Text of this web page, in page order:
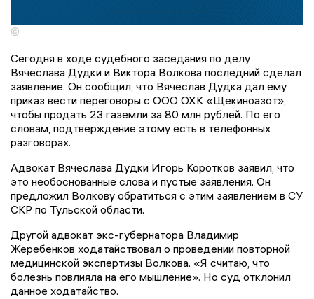
©
Сегодня в ходе судебного заседания по делу
Вячеслава Дудки и Виктора Волкова последний сделал
заявление. Он сообщил, что Вячеслав Дудка дал ему
приказ вести переговоры с ООО ОХК «Щекиноазот»,
чтобы продать 23 газемли за 80 млн рублей. По его
словам, подтверждение этому есть в телефонных
разговорах.
Адвокат Вячеслава Дудки Игорь Коротков заявил, что
это необоснованные слова и пустые заявления. Он
предложил Волкову обратиться с этим заявлением в СУ
СКР по Тульской области.
Другой адвокат экс-губернатора Владимир
Жеребенков ходатайствовал о проведении повторной
медицинской экспертизы Волкова. «Я считаю, что
болезнь повлияла на его мышление». Но суд отклонил
данное ходатайство.